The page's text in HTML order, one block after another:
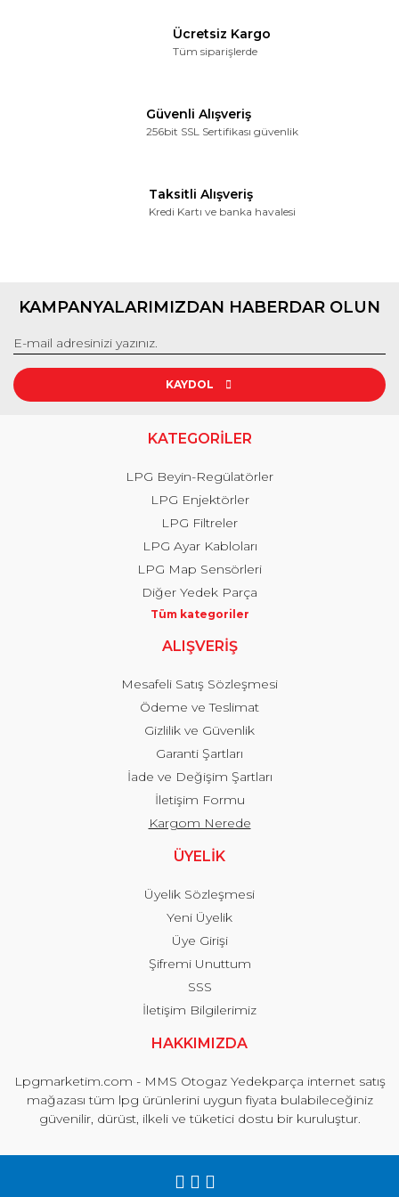
Ücretsiz Kargo
Tüm siparişlerde
Güvenli Alışveriş
256bit SSL Sertifikası güvenlik
Taksitli Alışveriş
Kredi Kartı ve banka havalesi
KAMPANYALARIMIZDAN HABERDAR OLUN
KAYDOL
KATEGORİLER
LPG Beyin-Regülatörler
LPG Enjektörler
LPG Filtreler
LPG Ayar Kabloları
LPG Map Sensörleri
Diğer Yedek Parça
Tüm kategoriler
ALIŞVERİŞ
Mesafeli Satış Sözleşmesi
Ödeme ve Teslimat
Gizlilik ve Güvenlik
Garanti Şartları
İade ve Değişim Şartları
İletişim Formu
Kargom Nerede
ÜYELİK
Üyelik Sözleşmesi
Yeni Üyelik
Üye Girişi
Şifremi Unuttum
SSS
İletişim Bilgilerimiz
HAKKIMIZDA
Lpgmarketim.com - MMS Otogaz Yedekparça internet satış
mağazası tüm lpg ürünlerini uygun fiyata bulabileceğiniz
güvenilir, dürüst, ilkeli ve tüketici dostu bir kuruluştur.